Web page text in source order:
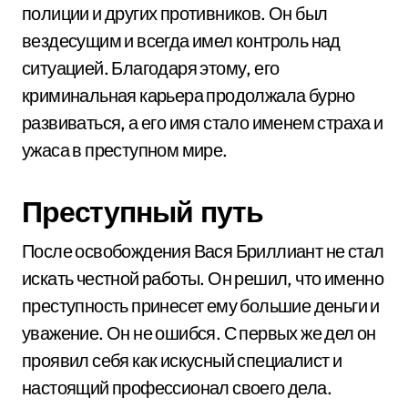
полиции и других противников. Он был
вездесущим и всегда имел контроль над
ситуацией. Благодаря этому, его
криминальная карьера продолжала бурно
развиваться, а его имя стало именем страха и
ужаса в преступном мире.
Преступный путь
После освобождения Вася Бриллиант не стал
искать честной работы. Он решил, что именно
преступность принесет ему большие деньги и
уважение. Он не ошибся. С первых же дел он
проявил себя как искусный специалист и
настоящий профессионал своего дела.